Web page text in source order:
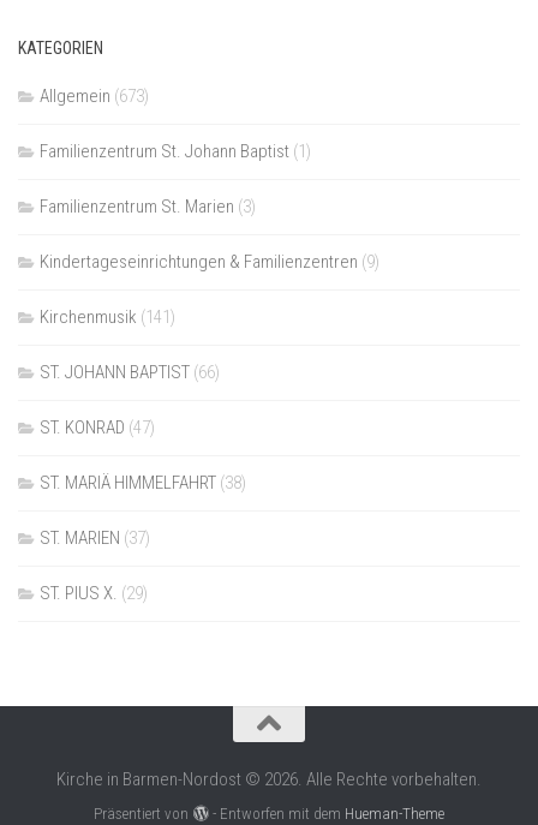
KATEGORIEN
Allgemein (673)
Familienzentrum St. Johann Baptist (1)
Familienzentrum St. Marien (3)
Kindertageseinrichtungen & Familienzentren (9)
Kirchenmusik (141)
ST. JOHANN BAPTIST (66)
ST. KONRAD (47)
ST. MARIÄ HIMMELFAHRT (38)
ST. MARIEN (37)
ST. PIUS X. (29)
Kirche in Barmen-Nordost © 2026. Alle Rechte vorbehalten.
Präsentiert von - Entworfen mit dem Hueman-Theme